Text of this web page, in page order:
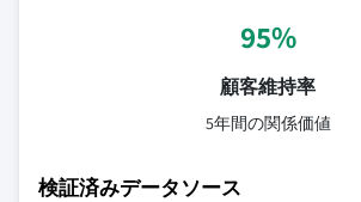
95%
顧客維持率
5年間の関係価値
検証済みデータソース